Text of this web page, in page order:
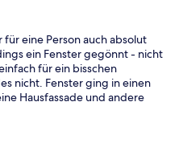
für eine Person auch absolut
ein Fenster gegönnt - nicht
für ein bisschen
nicht. Fenster ging in einen
Hausfassade und andere
Himmel sehen können und
Licht anschalten und hatte die